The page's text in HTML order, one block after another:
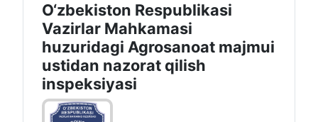
O‘zbekiston Respublikasi
Vazirlar Mahkamasi
huzuridagi Agrosanoat majmui
ustidan nazorat qilish
inspeksiyasi